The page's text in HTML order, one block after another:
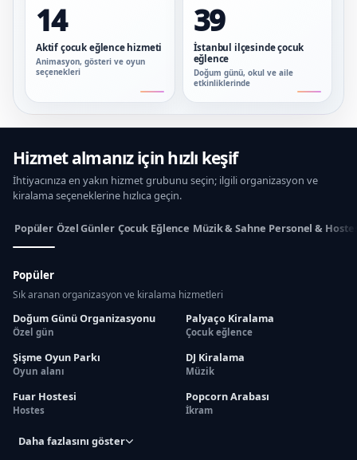
14
Aktif çocuk eğlence hizmeti
Animasyon, gösteri ve oyun
seçenekleri
39
İstanbul ilçesinde çocuk
eğlence
Doğum günü, okul ve aile
etkinliklerinde
Hizmet almanız için hızlı keşif
İhtiyacınıza en yakın hizmet grubunu seçin; ilgili organizasyon ve
kiralama seçeneklerine hızlıca geçin.
Popüler Özel Günler Çocuk Eğlence Müzik & Sahne Personel &
Popüler
Sık aranan organizasyon ve kiralama hizmetleri
Doğum Günü Organizasyonu
Özel gün
Palyaço Kiralama
Çocuk eğlence
Şişme Oyun Parkı
Oyun alanı
DJ Kiralama
Müzik
Fuar Hostesi
Hostes
Popcorn Arabası
İkram
Daha fazlasını göster